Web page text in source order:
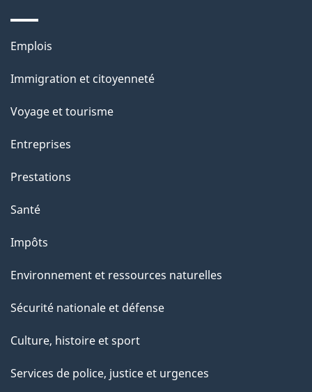
l
a
a
g
"
Thèmes
sujets
Emplois
Immigration et citoyenneté
Voyage et tourisme
Entreprises
Prestations
Santé
Impôts
Environnement et ressources naturelles
Sécurité nationale et défense
Culture, histoire et sport
Services de police, justice et urgences